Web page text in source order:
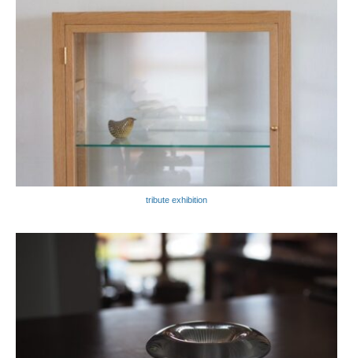
tribute exhibition